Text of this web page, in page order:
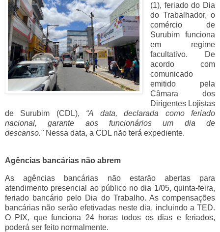
(1), feriado do Dia
do Trabalhador, o
comércio de
Surubim funciona
em regime
facultativo. De
acordo com
comunicado
emitido pela
Câmara dos
Dirigentes Lojistas
de Surubim (CDL), “A data, declarada como feriado
nacional, garante aos funcionários um dia de
descanso."Nessa data, a CDL não terá expediente.
Agências bancárias não abrem
As agências bancárias não estarão abertas para
atendimento presencial ao público no dia 1/05, quinta-feira,
feriado bancário pelo Dia do Trabalho. As compensações
bancárias não serão efetivadas neste dia, incluindo a TED.
O PIX, que funciona 24 horas todos os dias e feriados,
poderá ser feito normalmente.